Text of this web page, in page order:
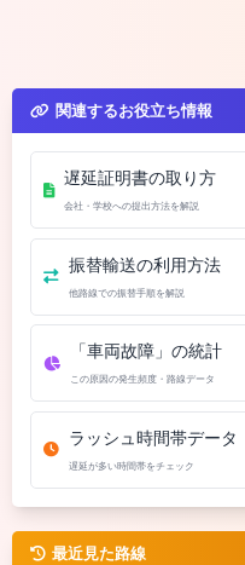
関連するお役立ち情報
遅延証明書の取り方
会社・学校への提出方法を解説
振替輸送の利用方法
他路線での振替手順を解説
「車両故障」の統計
この原因の発生頻度・路線データ
ラッシュ時間帯データ
遅延が多い時間帯をチェック
最近見た路線